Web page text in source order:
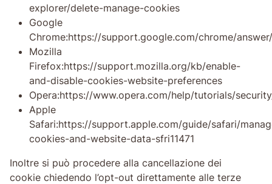
explorer/delete-manage-cookies
Google
Chrome:https://support.google.com/chrome/
Mozilla
Firefox:https://support.mozilla.org/kb/enable-
and-disable-cookies-website-preferences
Opera:https://www.opera.com/help/tutorials/
Apple
Safari:https://support.apple.com/guide/safari/
cookies-and-website-data-sfri11471
Inoltre si può procedere alla cancellazione dei
cookie chiedendo l’opt-out direttamente alle terze